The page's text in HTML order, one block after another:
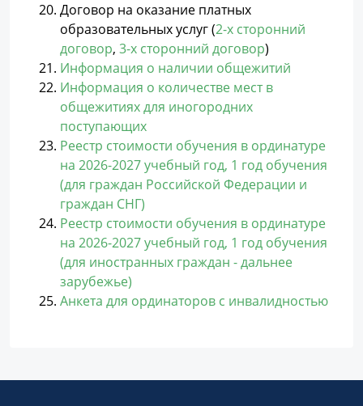
Договор на оказание платных
образовательных услуг (2-х сторонний
договор, 3-х сторонний договор)
Информация о наличии общежитий
Информация о количестве мест в
общежитиях для иногородних
поступающих
Реестр стоимости обучения в ординатуре
на 2026-2027 учебный год, 1 год обучения
(для граждан Российской Федерации и
граждан СНГ)
Реестр стоимости обучения в ординатуре
на 2026-2027 учебный год, 1 год обучения
(для иностранных граждан - дальнее
зарубежье)
Анкета для ординаторов с инвалидностью